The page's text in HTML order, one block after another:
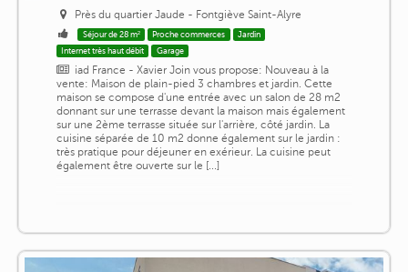
Près du quartier Jaude - Fontgiève Saint-Alyre
Séjour de 28 m² Proche commerces
Jardin
Internet très haut débit
Garage
iad France - Xavier Join vous propose: Nouveau à la
vente: Maison de plain-pied 3 chambres et jardin. Cette
maison se compose d'une entrée avec un salon de 28 m2
donnant sur une terrasse devant la maison mais également
sur une 2ème terrasse située sur l'arrière, côté jardin. La
cuisine séparée de 10 m2 donne également sur le jardin :
très pratique pour déjeuner en exérieur. La cuisine peut
également être ouverte sur le [...]